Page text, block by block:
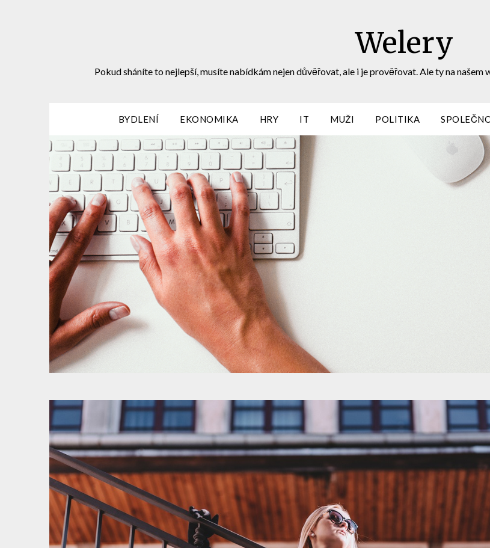
Welery
Pokud sháníte to nejlepší, musíte nabídkám nejen důvěřovat, ale i je prověřovat. Ale ty na
BYDLENÍ EKONOMIKA HRY IT MUŽI POLITIKA